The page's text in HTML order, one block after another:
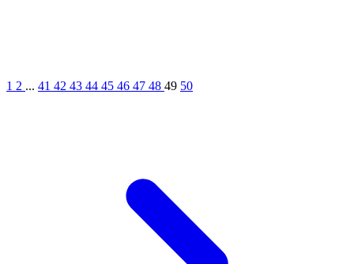
1 2 ... 41 42 43 44 45 46 47 48 49 50